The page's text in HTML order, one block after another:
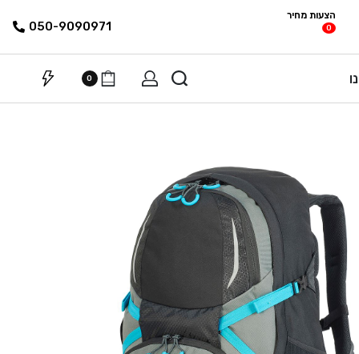
הצעות מחיר
0 פריטים 050-9090971
0